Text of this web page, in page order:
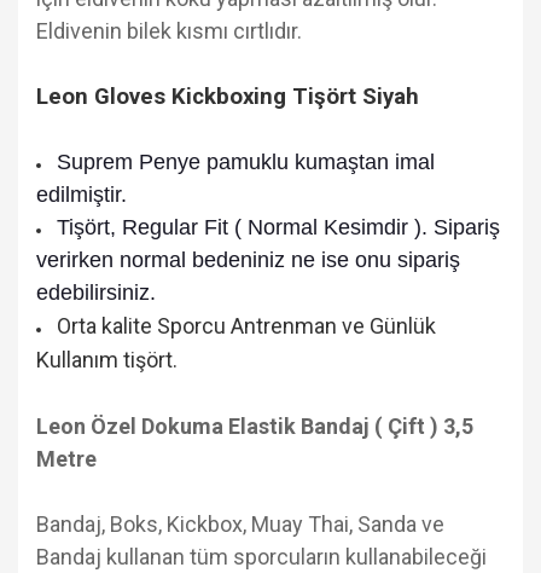
Eldivenin bilek kısmı cırtlıdır.
Leon Gloves Kickboxing Tişört Siyah
Suprem Penye pamuklu kumaştan imal
edilmiştir.
Tişört, Regular Fit ( Normal Kesimdir ). Sipariş
verirken normal bedeniniz ne ise onu sipariş
edebilirsiniz.
Orta kalite Sporcu Antrenman ve Günlük
Kullanım tişört.
Leon Özel Dokuma Elastik Bandaj ( Çift ) 3,5
Metre
Bandaj, Boks, Kickbox, Muay Thai, Sanda ve
Bandaj kullanan tüm sporcuların kullanabileceği